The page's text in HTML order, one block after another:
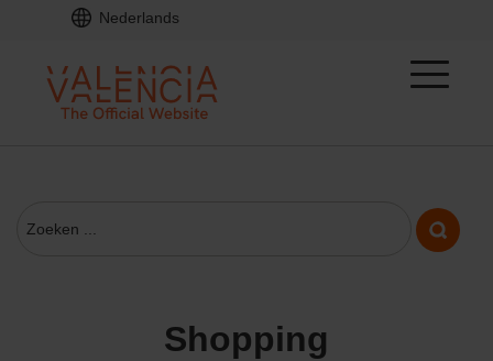
Nederlands
shopping